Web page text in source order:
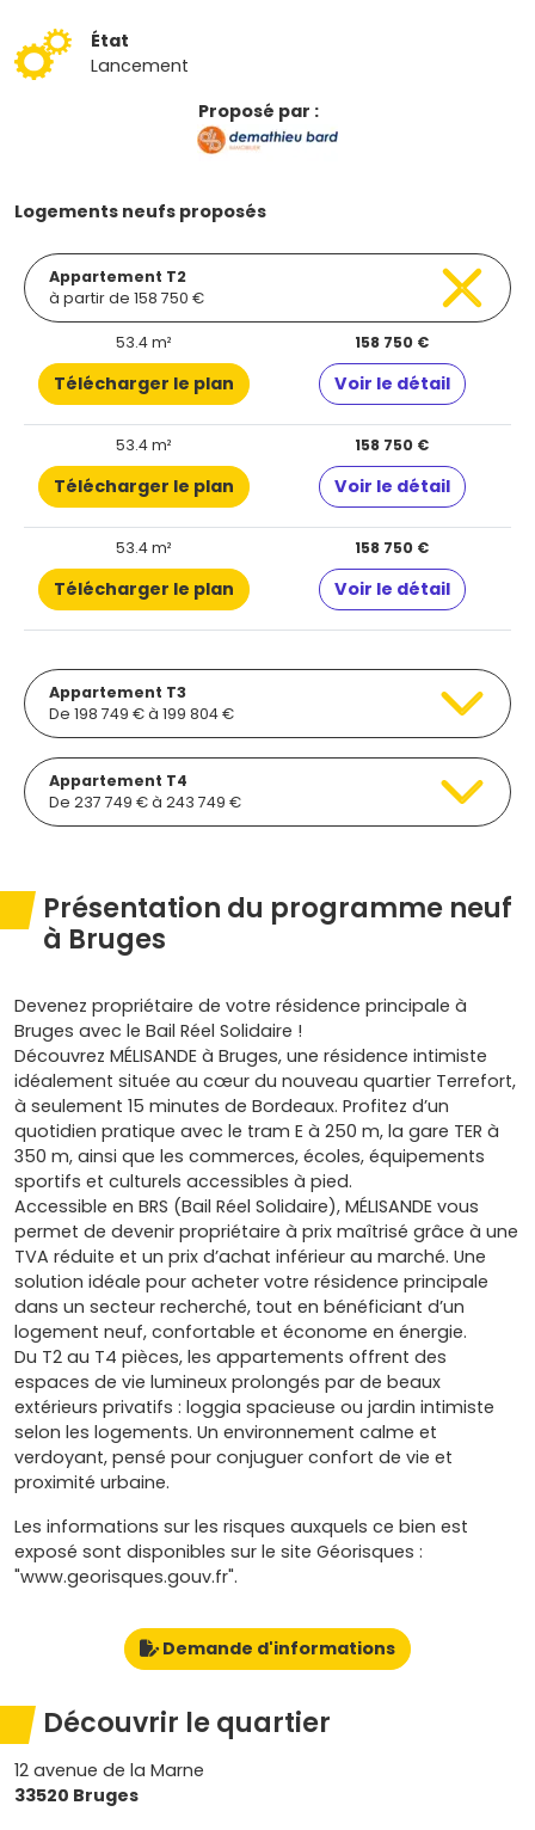
État
Lancement
Proposé par :
Logements neufs proposés
Appartement T2
à partir de 158 750 €
53.4 m² 158 750 €
Télécharger le plan Voir le détail
53.4 m² 158 750 €
Télécharger le plan Voir le détail
53.4 m² 158 750 €
Télécharger le plan Voir le détail
Appartement T3
De 198 749 € à 199 804 €
Appartement T4
De 237 749 € à 243 749 €
Présentation du programme neuf
à Bruges
Devenez propriétaire de votre résidence principale à
Bruges avec le Bail Réel Solidaire !
Découvrez MÉLISANDE à Bruges, une résidence intimiste
idéalement située au cœur du nouveau quartier Terrefort,
à seulement 15 minutes de Bordeaux. Profitez d’un
quotidien pratique avec le tram E à 250 m, la gare TER à
350 m, ainsi que les commerces, écoles, équipements
sportifs et culturels accessibles à pied.
Accessible en BRS (Bail Réel Solidaire), MÉLISANDE vous
permet de devenir propriétaire à prix maîtrisé grâce à une
TVA réduite et un prix d’achat inférieur au marché. Une
solution idéale pour acheter votre résidence principale
dans un secteur recherché, tout en bénéficiant d’un
logement neuf, confortable et économe en énergie.
Du T2 au T4 pièces, les appartements offrent des
espaces de vie lumineux prolongés par de beaux
extérieurs privatifs : loggia spacieuse ou jardin intimiste
selon les logements. Un environnement calme et
verdoyant, pensé pour conjuguer confort de vie et
proximité urbaine.
Les informations sur les risques auxquels ce bien est
exposé sont disponibles sur le site Géorisques :
"www.georisques.gouv.fr".
Demande d'informations
Découvrir le quartier
12 avenue de la Marne
33520 Bruges